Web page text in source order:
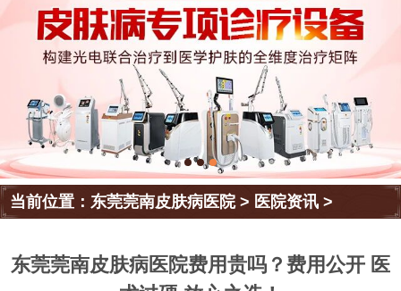
当前位置：东莞莞南皮肤病医院> 医院资讯 >
东莞莞南皮肤病医院费用贵吗？费用公开 医